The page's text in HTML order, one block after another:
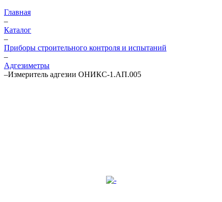
Главная
–
Каталог
–
Приборы строительного контроля и испытаний
–
Адгезиметры
–Измеритель адгезии ОНИКС-1.АП.005